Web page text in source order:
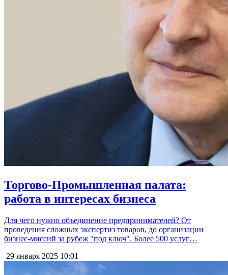
Торгово-Промышленная палата:
работа в интересах бизнеса
Для чего нужно объединение предпринимателей? От
проведения сложных экспертиз товаров, до организации
бизнес-миссий за рубеж "под ключ". Более 500 услуг…
29 января 2025 10:01